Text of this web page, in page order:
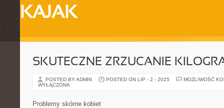
KAJAK
SKUTECZNE ZRZUCANIE
POSTED BY ADMIN POSTED ON LIP - 2 - 2025
MOŻLIWOŚĆ
WYŁĄCZONA
Problemy skórne kobiet